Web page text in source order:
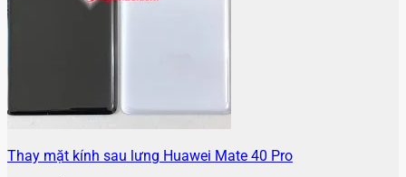
Thay mặt kính sau lưng Huawei Mate 40 Pro